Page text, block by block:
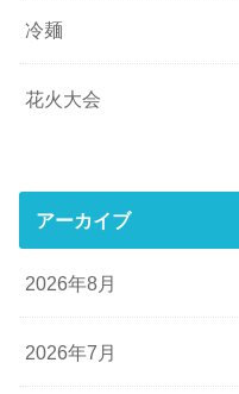
冷麺
花火大会
アーカイブ
2026年8月
2026年7月